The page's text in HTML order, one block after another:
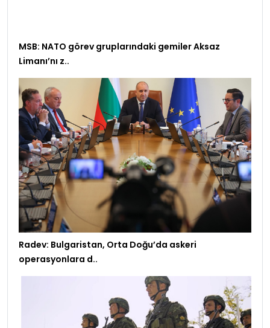
MSB: NATO görev gruplarındaki gemiler Aksaz
Limanı’nı z..
Radev: Bulgaristan, Orta Doğu’da askeri
operasyonlara d..